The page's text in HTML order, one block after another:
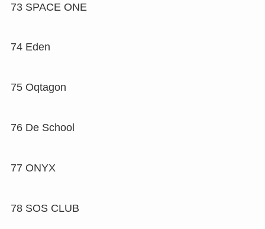
73 SPACE ONE
74 Eden
75 Oqtagon
76 De School
77 ONYX
78 SOS CLUB